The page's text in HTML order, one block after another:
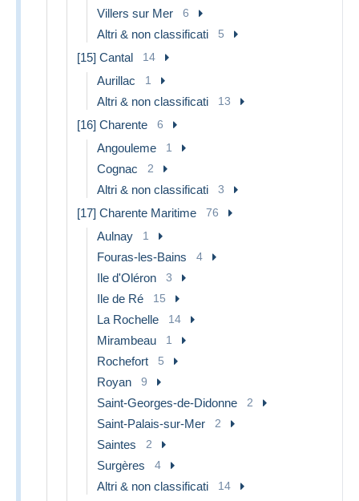
Villers sur Mer 6
Altri & non classificati 5
[15] Cantal 14
Aurillac 1
Altri & non classificati 13
[16] Charente 6
Angouleme 1
Cognac 2
Altri & non classificati 3
[17] Charente Maritime 76
Aulnay 1
Fouras-les-Bains 4
Ile d'Oléron 3
Ile de Ré 15
La Rochelle 14
Mirambeau 1
Rochefort 5
Royan 9
Saint-Georges-de-Didonne 2
Saint-Palais-sur-Mer 2
Saintes 2
Surgères 4
Altri & non classificati 14